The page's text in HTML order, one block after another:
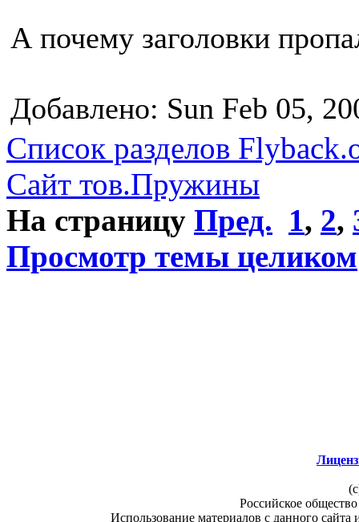
А почему заголовки
Добавлено: Sun Feb 05,
Список разделов
Сайт тов.Пружины
На страницу Пред. 1, 2,
Просмотр темы целиком
Российское
Использование материалов с данного